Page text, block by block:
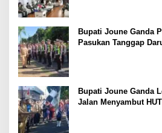
Bupati Joune Ganda
Pasukan Tanggap
Bupati Joune Ganda
Jalan Menyambut